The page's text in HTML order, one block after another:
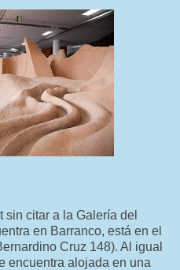
sin citar a la Galería del
en Barranco, está en el
Cruz 148). Al igual
encuentra alojada en una